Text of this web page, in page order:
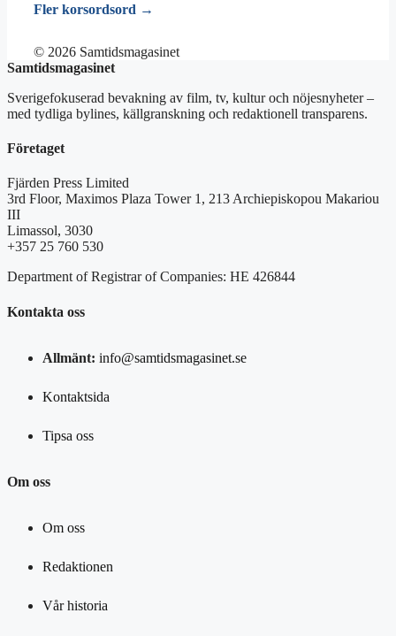
Fler korsordsord →
© 2026 Samtidsmagasinet
Samtidsmagasinet
Sverigefokuserad bevakning av film, tv, kultur och nöjesnyheter –
med tydliga bylines, källgranskning och redaktionell transparens.
Företaget
Fjärden Press Limited
3rd Floor, Maximos Plaza Tower 1, 213 Archiepiskopou Makariou
III
Limassol, 3030
+357 25 760 530
Department of Registrar of Companies: HE 426844
Kontakta oss
Allmänt: info@samtidsmagasinet.se
Kontaktsida
Tipsa oss
Om oss
Om oss
Redaktionen
Vår historia